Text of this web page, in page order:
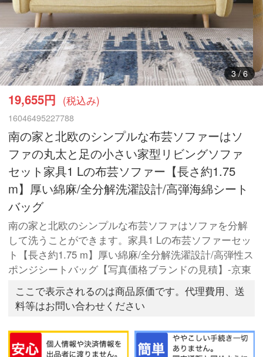
3/6
19,655円 (税込み)
16046495227788
南の家と北欧のシンプルな布芸ソファーはソ
ファの丸太と足の小さい家型リビングソファ
セット家具1 Lの布芸ソファー【長さ約1.75
m】厚い綿麻/全分解洗濯設計/高弾海綿シート
バッグ
南の家と北欧のシンプルな布芸ソファはソファを分解
して洗うことができます。家具1 Lの布芸ソファーセッ
ト【長さ約1.75 m】厚い綿麻/全分解洗濯設計/高弾性ス
ポンジシートバッグ【写真価格ブランドの見積】-京東
ここで表示されるのは商品原価です。代理費用、送
料等はお問い合わせください